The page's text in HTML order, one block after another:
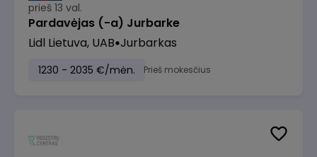
prieš 13 val.
Pardavėjas (-a) Jurbarke
Lidl Lietuva, UAB Jurbarkas
1230 - 2035 €/mėn. Prieš mokesčius